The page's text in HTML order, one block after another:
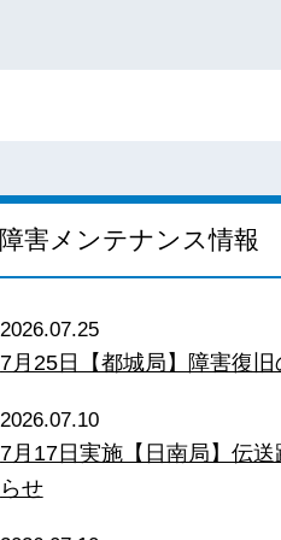
障害メンテナンス情報
2026.07.25
7月25日【都城局】障害復
2026.07.10
7月17日実施【日南局】伝
らせ